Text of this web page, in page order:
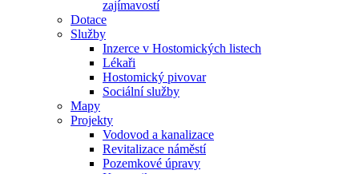
zajímavostí
Dotace
Služby
Inzerce v Hostomických listech
Lékaři
Hostomický pivovar
Sociální služby
Mapy
Projekty
Vodovod a kanalizace
Revitalizace náměstí
Pozemkové úpravy